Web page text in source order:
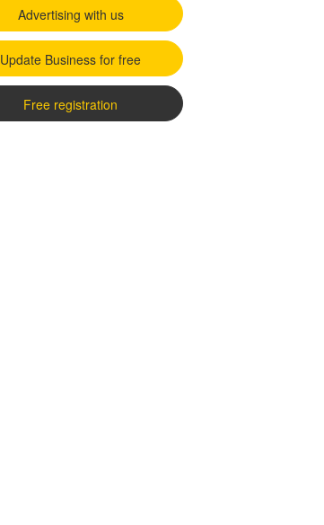
Advertising with us
Update Business for free
Free registration